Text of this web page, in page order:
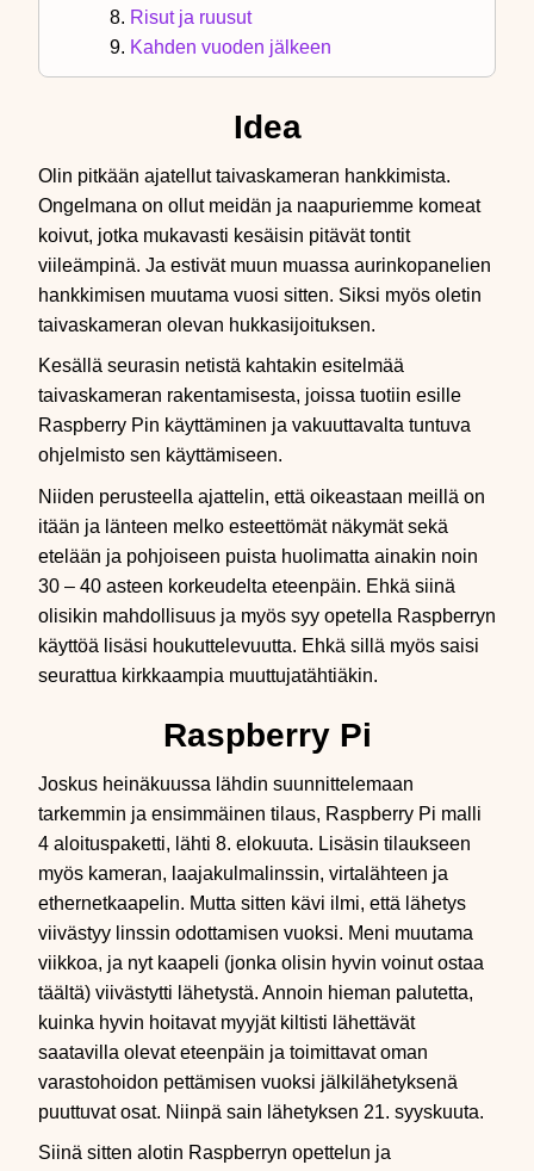
Risut ja ruusut
Kahden vuoden jälkeen
Idea
Olin pitkään ajatellut taivaskameran hankkimista.
Ongelmana on ollut meidän ja naapuriemme komeat
koivut, jotka mukavasti kesäisin pitävät tontit
viileämpinä. Ja estivät muun muassa aurinkopanelien
hankkimisen muutama vuosi sitten. Siksi myös oletin
taivaskameran olevan hukkasijoituksen.
Kesällä seurasin netistä kahtakin esitelmää
taivaskameran rakentamisesta, joissa tuotiin esille
Raspberry Pin käyttäminen ja vakuuttavalta tuntuva
ohjelmisto sen käyttämiseen.
Niiden perusteella ajattelin, että oikeastaan meillä on
itään ja länteen melko esteettömät näkymät sekä
etelään ja pohjoiseen puista huolimatta ainakin noin
30 – 40 asteen korkeudelta eteenpäin. Ehkä siinä
olisikin mahdollisuus ja myös syy opetella Raspberryn
käyttöä lisäsi houkuttelevuutta. Ehkä sillä myös saisi
seurattua kirkkaampia muuttujatähtiäkin.
Raspberry Pi
Joskus heinäkuussa lähdin suunnittelemaan
tarkemmin ja ensimmäinen tilaus, Raspberry Pi malli
4 aloituspaketti, lähti 8. elokuuta. Lisäsin tilaukseen
myös kameran, laajakulmalinssin, virtalähteen ja
ethernetkaapelin. Mutta sitten kävi ilmi, että lähetys
viivästyy linssin odottamisen vuoksi. Meni muutama
viikkoa, ja nyt kaapeli (jonka olisin hyvin voinut ostaa
täältä) viivästytti lähetystä. Annoin hieman palutetta,
kuinka hyvin hoitavat myyjät kiltisti lähettävät
saatavilla olevat eteenpäin ja toimittavat oman
varastohoidon pettämisen vuoksi jälkilähetyksenä
puuttuvat osat. Niinpä sain lähetyksen 21. syyskuuta.
Siinä sitten alotin Raspberryn opettelun ja